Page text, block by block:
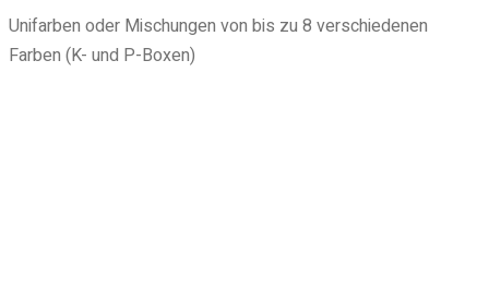
Unifarben oder Mischungen von bis zu 8 verschiedenen
Farben (K- und P-Boxen)